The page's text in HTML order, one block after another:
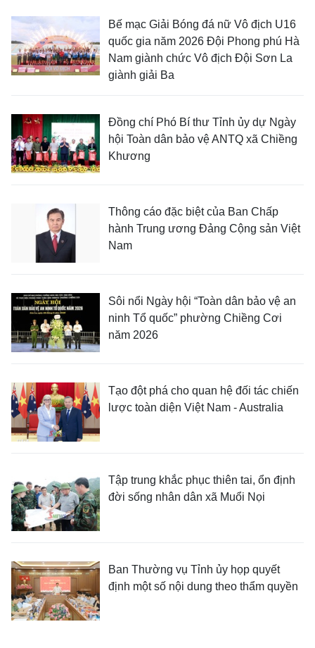
Bế mạc Giải Bóng đá nữ Vô địch U16
quốc gia năm 2026 Đội Phong phú Hà
Nam giành chức Vô địch Đội Sơn La
giành giải Ba
Đồng chí Phó Bí thư Tỉnh ủy dự Ngày
hội Toàn dân bảo vệ ANTQ xã Chiềng
Khương
Thông cáo đặc biệt của Ban Chấp
hành Trung ương Đảng Cộng sản Việt
Nam
Sôi nổi Ngày hội “Toàn dân bảo vệ an
ninh Tổ quốc” phường Chiềng Cơi
năm 2026
Tạo đột phá cho quan hệ đối tác chiến
lược toàn diện Việt Nam - Australia
Tập trung khắc phục thiên tai, ổn định
đời sống nhân dân xã Muổi Nọi
Ban Thường vụ Tỉnh ủy họp quyết
định một số nội dung theo thẩm quyền